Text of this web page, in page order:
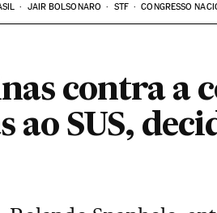
JAIR BOLSONARO STF CONGRESSO
contra a
ao SUS,